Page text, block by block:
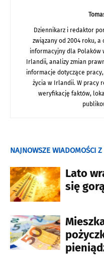
Dziennikarz i redaktor
związany od 2004 roku, a
informacyjny dla Polaków
Irlandii, analizy zmian
informacje dotyczące
życia w Irlandii. W pracy
weryfikację faktów,
NAJNOWSZE WIADOMOŚCI
Lato
się